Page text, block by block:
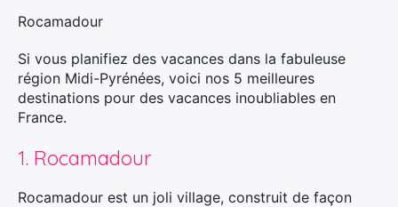
Rocamadour
Si vous planifiez des vacances dans la fabuleuse
région Midi-Pyrénées, voici nos 5 meilleures
destinations pour des vacances inoubliables en
France.
1. Rocamadour
Rocamadour est un joli village, construit de façon